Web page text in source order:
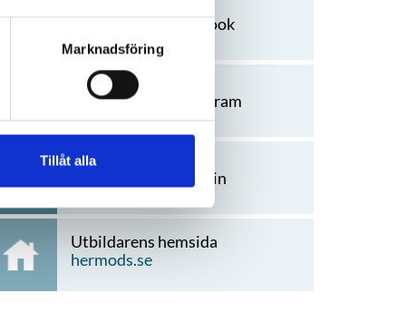
Marknadsföring
Tillåt alla
Utbildaren på facebook
Utbildaren på instagram
Utbildaren på linkedin
Utbildarens hemsida
hermods.se